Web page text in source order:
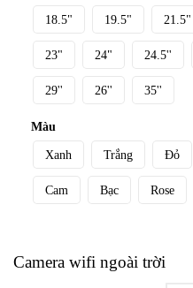
18.5"
19.5" 21.5"
23" 24" 24.5''
29'' 26'' 35''
Màu
Xanh
Trắng Đỏ
Cam Bạc Rose
Camera wifi ngoài trời